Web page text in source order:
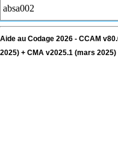
Aide au Codage 2026 - CCAM
2025) + CMA v2025.1 (mars